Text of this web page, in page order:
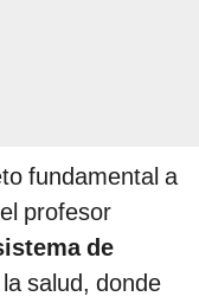
fundamental a
profesor
de
salud, donde